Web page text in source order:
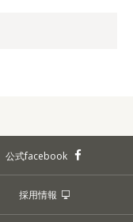
公式facebook
採用情報